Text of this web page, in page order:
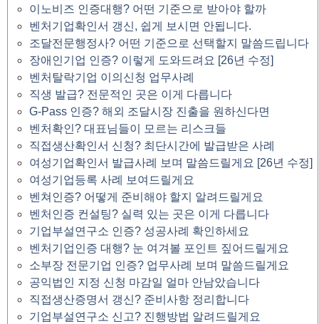
이노비즈 인증대행? 어떤 기준으로 받아야 할까
벤처기업확인서 갱신, 쉽게 보시면 안됩니다.
조달전문행정사? 어떤 기준으로 선택할지 말씀드립니다
장애인기업 인증? 이렇게 도와드려요 [26년 수정]
벤처탈락기업 이의신청 업무사례
직생 발급? 전문적인 곳은 이게 다릅니다
G-Pass 인증? 해외 조달시장 진출을 원하신다면
벤처확인? 대표님들이 모르는 리스크들
직접생산확인서 신청? 최단시간에 발급받은 사례
여성기업확인서 발급사례 보며 말씀드릴게요 [26년 수정]
여성기업등록 사례 보여드릴게요
벤쳐인증? 어떻게 준비해야 할지 알려드릴게요
벤처인증 컨설팅? 실력 있는 곳은 이게 다릅니다
기업부설연구소 인증? 성공사례 확인하세요
벤처기업인증 대행? 눈 여겨볼 포인트 짚어드릴게요
소부장 전문기업 인증? 업무사례 보며 말씀드릴게요
공익법인 지정 신청 마감일 얼마 안남았습니다
직접생산증명서 갱신? 준비사항 정리합니다
기업부설연구소 신고? 진행방법 알려드릴게요